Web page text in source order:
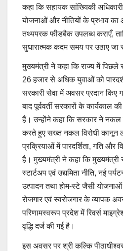
कहा कि सहायक सांख्यिकी
योजनाओं और नीतियों के प्रभाव
तथ्यपरक फीडबैक उपलब्ध कराएँ,
सुधारात्मक कदम समय पर उठाए जा
मुख्यमंत्री ने कहा कि राज्य में पिछले
26 हजार से अधिक युवाओं को
सरकारी सेवा में अवसर प्रदान किए
बाद पूर्ववर्ती सरकारों के कार्यकाल
हैं। उन्होंने कहा कि सरकार ने नकल
करते हुए सख्त नकल विरोधी कानून
प्रक्रियाओं में पारदर्शिता, गति और
है। मुख्यमंत्री ने कहा कि मुख्यमंत्री
स्टार्टअप एवं उद्यमिता नीति, नई
उत्पादन तथा होम-स्टे जैसी
रोजगार एवं स्वरोजगार के व्यापक
परिणामस्वरूप प्रदेश में रिवर्स
वृद्धि दर्ज की गई है।
इस अवसर पर श्री कल्कि